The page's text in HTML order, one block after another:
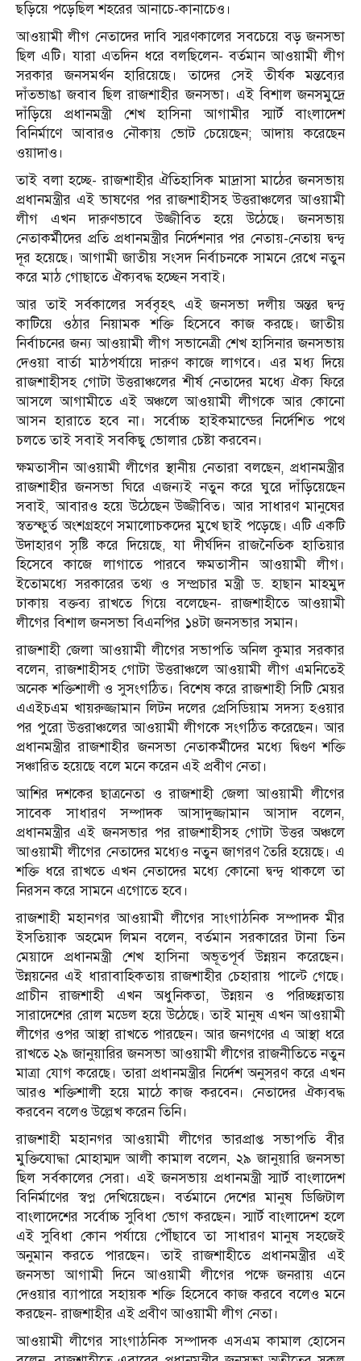
ছড়িয়ে পড়েছিল শহরের আনাচে-কানাচেও।
আওয়ামী লীগ নেতাদের দাবি স্মরণকালের সবচেয়ে বড় জনসভা
ছিল এটি। যারা এতদিন ধরে বলছিলেন- বর্তমান আওয়ামী লীগ
সরকার জনসমর্থন হারিয়েছে। তাদের সেই তীর্যক মন্তব্যের
দাঁতভাঙা জবাব ছিল রাজশাহীর জনসভা। এই বিশাল জনসমুদ্রে
দাঁড়িয়ে প্রধানমন্ত্রী শেখ হাসিনা আগামীর স্মার্ট বাংলাদেশ
বিনির্মাণে আবারও নৌকায় ভোট চেয়েছেন; আদায় করেছেন
ওয়াদাও।
তাই বলা হচ্ছে- রাজশাহীর ঐতিহাসিক মাদ্রাসা মাঠের জনসভায়
প্রধানমন্ত্রীর এই ভাষণের পর রাজশাহীসহ উত্তরাঞ্চলের আওয়ামী
লীগ এখন দারুণভাবে উজ্জীবিত হয়ে উঠেছে। জনসভায়
নেতাকর্মীদের প্রতি প্রধানমন্ত্রীর নির্দেশনার পর নেতায়-নেতায় দ্বন্দ্ব
দূর হয়েছে। আগামী জাতীয় সংসদ নির্বাচনকে সামনে রেখে নতুন
করে মাঠ গোছাতে ঐক্যবদ্ধ হচ্ছেন সবাই।
আর তাই সর্বকালের সর্ববৃহৎ এই জনসভা দলীয় অন্তর দ্বন্দ্ব
কাটিয়ে ওঠার নিয়ামক শক্তি হিসেবে কাজ করছে। জাতীয়
নির্বাচনের জন্য আওয়ামী লীগ সভানেত্রী শেখ হাসিনার জনসভায়
দেওয়া বার্তা মাঠপর্যায়ে দারুণ কাজে লাগবে। এর মধ্য দিয়ে
রাজশাহীসহ গোটা উত্তরাঞ্চলের শীর্ষ নেতাদের মধ্যে ঐক্য ফিরে
আসলে আগামীতে এই অঞ্চলে আওয়ামী লীগকে আর কোনো
আসন হারাতে হবে না। সর্বোচ্চ হাইকমান্ডের নির্দেশিত পথে
চলতে তাই সবাই সবকিছু ভোলার চেষ্টা করবেন।
ক্ষমতাসীন আওয়ামী লীগের স্থানীয় নেতারা বলছেন, প্রধানমন্ত্রীর
রাজশাহীর জনসভা ঘিরে এজন্যই নতুন করে ঘুরে দাঁড়িয়েছেন
সবাই, আবারও হয়ে উঠেছেন উজ্জীবিত। আর সাধারণ মানুষের
স্বতস্ফুর্ত অংশগ্রহণে সমালোচকদের মুখে ছাই পড়েছে। এটি একটি
উদাহারণ সৃষ্টি করে দিয়েছে, যা দীর্ঘদিন রাজনৈতিক হাতিয়ার
হিসেবে কাজে লাগাতে পারবে ক্ষমতাসীন আওয়ামী লীগ।
ইতোমধ্যে সরকারের তথ্য ও সম্প্রচার মন্ত্রী ড. হাছান মাহমুদ
ঢাকায় বক্তব্য রাখতে গিয়ে বলেছেন- রাজশাহীতে আওয়ামী
লীগের বিশাল জনসভা বিএনপির ১৪টা জনসভার সমান।
রাজশাহী জেলা আওয়ামী লীগের সভাপতি অনিল কুমার সরকার
বলেন, রাজশাহীসহ গোটা উত্তরাঞ্চলে আওয়ামী লীগ এমনিতেই
অনেক শক্তিশালী ও সুসংগঠিত। বিশেষ করে রাজশাহী সিটি মেয়র
এএইচএম খায়রুজ্জামান লিটন দলের প্রেসিডিয়াম সদস্য হওয়ার
পর পুরো উত্তরাঞ্চলের আওয়ামী লীগকে সংগঠিত করেছেন। আর
প্রধানমন্ত্রীর রাজশাহীর জনসভা নেতাকর্মীদের মধ্যে দ্বিগুণ শক্তি
সঞ্চারিত হয়েছে বলে মনে করেন এই প্রবীণ নেতা।
আশির দশকের ছাত্রনেতা ও রাজশাহী জেলা আওয়ামী লীগের
সাবেক সাধারণ সম্পাদক আসাদুজ্জামান আসাদ বলেন,
প্রধানমন্ত্রীর এই জনসভার পর রাজশাহীসহ গোটা উত্তর অঞ্চলে
আওয়ামী লীগের নেতাদের মধ্যেও নতুন জাগরণ তৈরি হয়েছে। এ
শক্তি ধরে রাখতে এখন নেতাদের মধ্যে কোনো দ্বন্দ্ব থাকলে তা
নিরসন করে সামনে এগোতে হবে।
রাজশাহী মহানগর আওয়ামী লীগের সাংগাঠনিক সম্পাদক মীর
ইসতিয়াক অহমেদ লিমন বলেন, বর্তমান সরকারের টানা তিন
মেয়াদে প্রধানমন্ত্রী শেখ হাসিনা অভূতপূর্ব উন্নয়ন করেছেন।
উন্নয়নের এই ধারাবাহিকতায় রাজশাহীর চেহারায় পাল্টে গেছে।
প্রাচীন রাজশাহী এখন অধুনিকতা, উন্নয়ন ও পরিচ্ছন্নতায়
সারাদেশের রোল মডেল হয়ে উঠেছে। তাই মানুষ এখন আওয়ামী
লীগের ওপর আস্থা রাখতে পারছেন। আর জনগণের এ আস্থা ধরে
রাখতে ২৯ জানুয়ারির জনসভা আওয়ামী লীগের রাজনীতিতে নতুন
মাত্রা যোগ করেছে। তারা প্রধানমন্ত্রীর নির্দেশ অনুসরণ করে এখন
আরও শক্তিশালী হয়ে মাঠে কাজ করবেন। নেতাদের ঐক্যবদ্ধ
করবেন বলেও উল্লেখ করেন তিনি।
রাজশাহী মহানগর আওয়ামী লীগের ভারপ্রাপ্ত সভাপতি বীর
মুক্তিযোদ্ধা মোহাম্মদ আলী কামাল বলেন, ২৯ জানুয়ারি জনসভা
ছিল সর্বকালের সেরা। এই জনসভায় প্রধানমন্ত্রী স্মার্ট বাংলাদেশ
বিনির্মাণের স্বপ্ন দেখিয়েছেন। বর্তমানে দেশের মানুষ ডিজিটাল
বাংলাদেশের সর্বোচ্চ সুবিধা ভোগ করছেন। স্মার্ট বাংলাদেশ হলে
এই সুবিধা কোন পর্যায়ে পৌঁছাবে তা সাধারণ মানুষ সহজেই
অনুমান করতে পারছেন। তাই রাজশাহীতে প্রধানমন্ত্রীর এই
জনসভা আগামী দিনে আওয়ামী লীগের পক্ষে জনরায় এনে
দেওয়ার ব্যাপারে সহায়ক শক্তি হিসেবে কাজ করবে বলেও মনে
করছেন- রাজশাহীর এই প্রবীণ আওয়ামী লীগ নেতা।
আওয়ামী লীগের সাংগাঠনিক সম্পাদক এসএম কামাল হোসেন